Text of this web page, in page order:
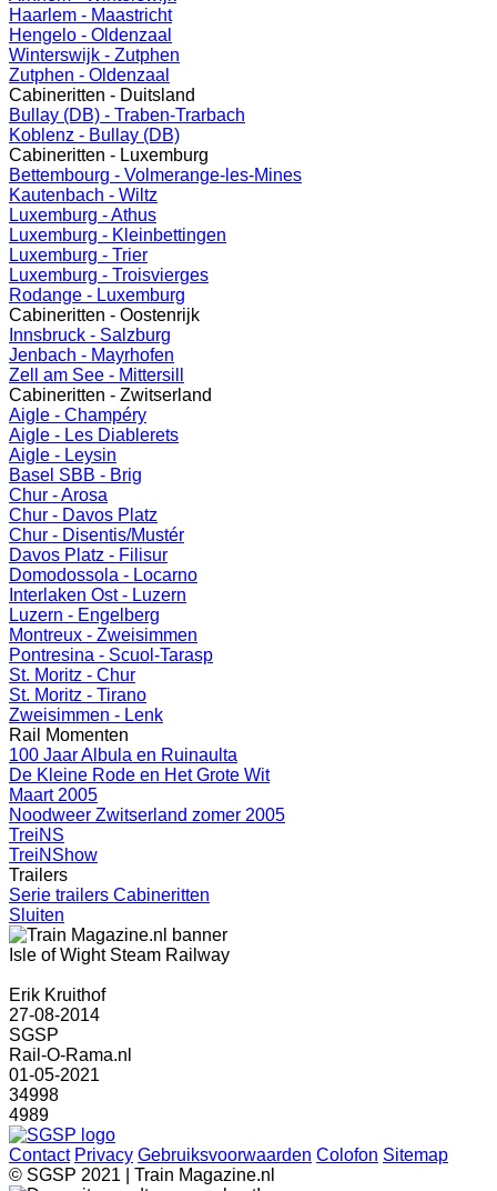
Haarlem - Maastricht
Hengelo - Oldenzaal
Winterswijk - Zutphen
Zutphen - Oldenzaal
Cabineritten - Duitsland
Bullay (DB) - Traben-Trarbach
Koblenz - Bullay (DB)
Cabineritten - Luxemburg
Bettembourg - Volmerange-les-Mines
Kautenbach - Wiltz
Luxemburg - Athus
Luxemburg - Kleinbettingen
Luxemburg - Trier
Luxemburg - Troisvierges
Rodange - Luxemburg
Cabineritten - Oostenrijk
Innsbruck - Salzburg
Jenbach - Mayrhofen
Zell am See - Mittersill
Cabineritten - Zwitserland
Aigle - Champéry
Aigle - Les Diablerets
Aigle - Leysin
Basel SBB - Brig
Chur - Arosa
Chur - Davos Platz
Chur - Disentis/Mustér
Davos Platz - Filisur
Domodossola - Locarno
Interlaken Ost - Luzern
Luzern - Engelberg
Montreux - Zweisimmen
Pontresina - Scuol-Tarasp
St. Moritz - Chur
St. Moritz - Tirano
Zweisimmen - Lenk
Rail Momenten
100 Jaar Albula en Ruinaulta
De Kleine Rode en Het Grote Wit
Maart 2005
Noodweer Zwitserland zomer 2005
TreiNS
TreiNShow
Trailers
Serie trailers Cabineritten
Sluiten
Isle of Wight Steam Railway
Erik Kruithof
27-08-2014
SGSP
Rail-O-Rama.nl
01-05-2021
34998
4989
Contact Privacy Gebruiksvoorwaarden Colofon Sitemap
© SGSP 2021 | Train Magazine.nl